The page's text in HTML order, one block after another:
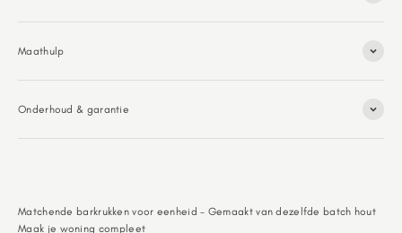
Maathulp
Onderhoud & garantie
Matchende barkrukken voor eenheid - Gemaakt van dezelfde batch hout